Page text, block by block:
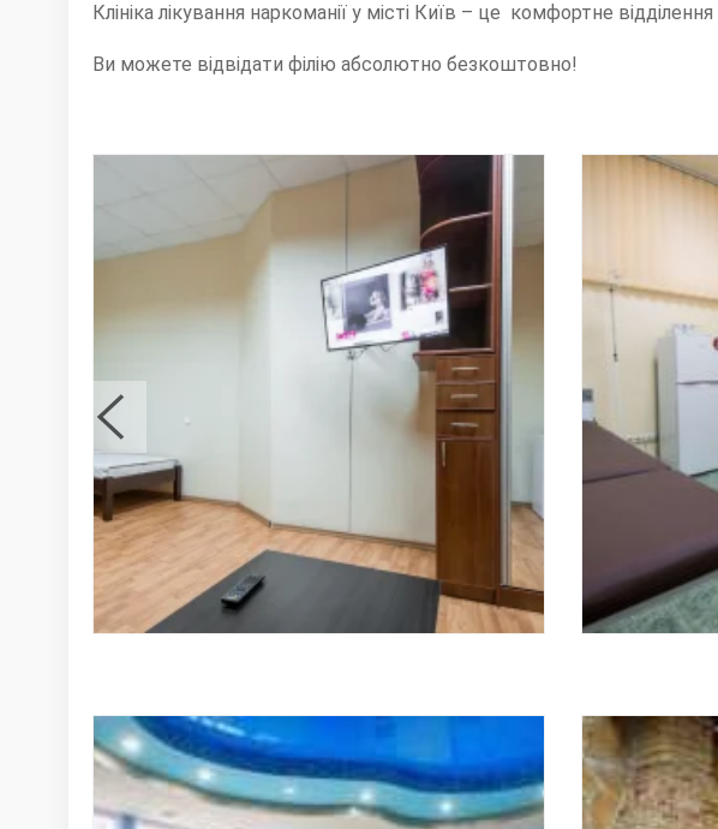
Клініка лікування наркоманії у місті Київ – це комфортне
Ви можете відвідати філію абсолютно безкоштовно!